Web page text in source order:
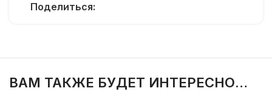
Поделиться:
ВАМ ТАКЖЕ БУДЕТ ИНТЕРЕСНО…